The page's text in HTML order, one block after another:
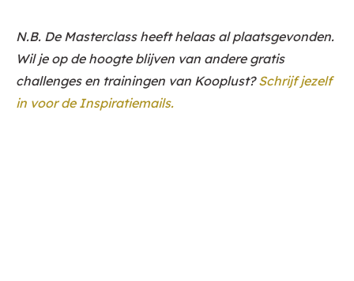
N.B. De Masterclass heeft helaas al plaatsgevonden.
Wil je op de hoogte blijven van andere gratis
challenges en trainingen van Kooplust?Schrijf jezelf
in voor de Inspiratiemails.